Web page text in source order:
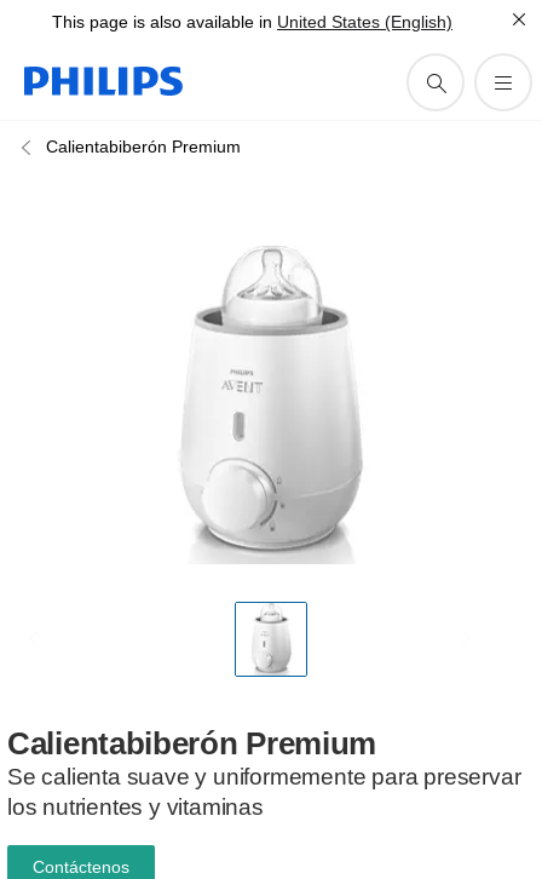
This page is also available in United States (English)
Calientabiberón Premium
Calientabiberón Premium
Se calienta suave y uniformemente para preservar
los nutrientes y vitaminas
Contáctenos